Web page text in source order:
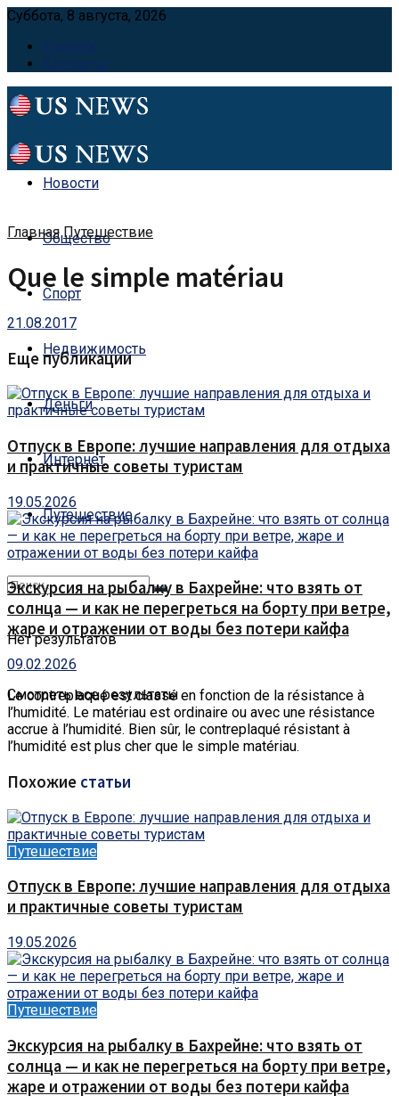
Суббота, 8 августа, 2026
Главная
Контакты
Новости
Общество
Спорт
Недвижимость
Деньги
Интернет
Путешествие
Нет результатов
Смотреть все результаты
Главная Путешествие
Que le simple matériau
21.08.2017
Еще публикации
Отпуск в Европе: лучшие направления для отдыха
и практичные советы туристам
19.05.2026
Экскурсия на рыбалку в Бахрейне: что взять от
солнца — и как не перегреться на борту при ветре,
жаре и отражении от воды без потери кайфа
09.02.2026
Le contreplaqué est classé en fonction de la résistance à
l’humidité. Le matériau est ordinaire ou avec une résistance
accrue à l’humidité. Bien sûr, le contreplaqué résistant à
l’humidité est plus cher que le simple matériau.
Похожие статьи
Путешествие
Отпуск в Европе: лучшие направления для отдыха
и практичные советы туристам
19.05.2026
Путешествие
Экскурсия на рыбалку в Бахрейне: что взять от
солнца — и как не перегреться на борту при ветре,
жаре и отражении от воды без потери кайфа